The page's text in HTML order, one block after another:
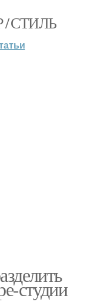
/ СТИЛЬ
студии